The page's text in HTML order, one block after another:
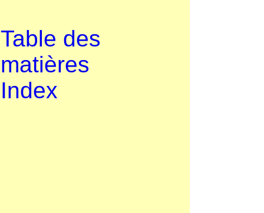
Table des
matières
Index